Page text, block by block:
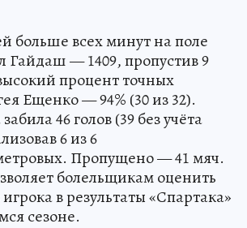
больше всех минут на поле
Гайдаш — 1409, пропустив 9
процент точных
Ещенко — 94% (30 из 32).
46 голов (39 без учёта
6 из 6
Пропущено — 41 мяч.
болельщикам оценить
в результаты «Спартака»
сезоне.